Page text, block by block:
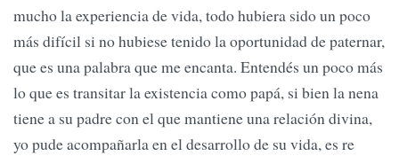
mucho la experiencia de vida, todo hubiera sido un poco
más difícil si no hubiese tenido la oportunidad de paternar,
que es una palabra que me encanta. Entendés un poco más
lo que es transitar la existencia como papá, si bien la nena
tiene a su padre con el que mantiene una relación divina,
yo pude acompañarla en el desarrollo de su vida, es re